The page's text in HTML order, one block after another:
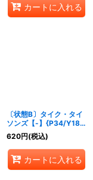
カートに入れる
〔状態B〕タイク・タイ
ソンズ【-】{P34/Y18}
《自然》
620円(税込)
カートに入れる